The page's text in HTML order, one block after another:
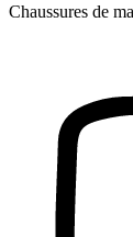
Chaussures de